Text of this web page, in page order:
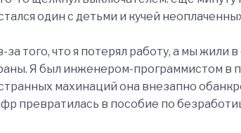
один с детьми и кучей
за того, что я потерял работу, а мы жили
Я был инженером-программистом в
махинаций она внезапно
превратилась в пособие по